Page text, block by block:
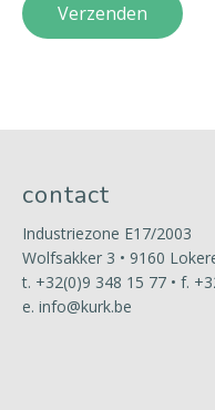
Verzenden
contact
Industriezone E17/2003
Wolfsakker 3 • 9160
t. +32(0)9 348 15 77 • f.
e. info@kurk.be